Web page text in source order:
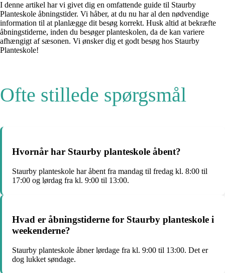
I denne artikel har vi givet dig en omfattende guide til Staurby
Planteskole åbningstider. Vi håber, at du nu har al den nødvendige
information til at planlægge dit besøg korrekt. Husk altid at bekræfte
åbningstiderne, inden du besøger planteskolen, da de kan variere
afhængigt af sæsonen. Vi ønsker dig et godt besøg hos Staurby
Planteskole!
Ofte stillede spørgsmål
Hvornår har Staurby planteskole åbent?
Staurby planteskole har åbent fra mandag til fredag ​​kl. 8:00 til
17:00 og lørdag fra kl. 9:00 til 13:00.
Hvad er åbningstiderne for Staurby planteskole i
weekenderne?
Staurby planteskole åbner lørdage fra kl. 9:00 til 13:00. Det er
dog lukket søndage.